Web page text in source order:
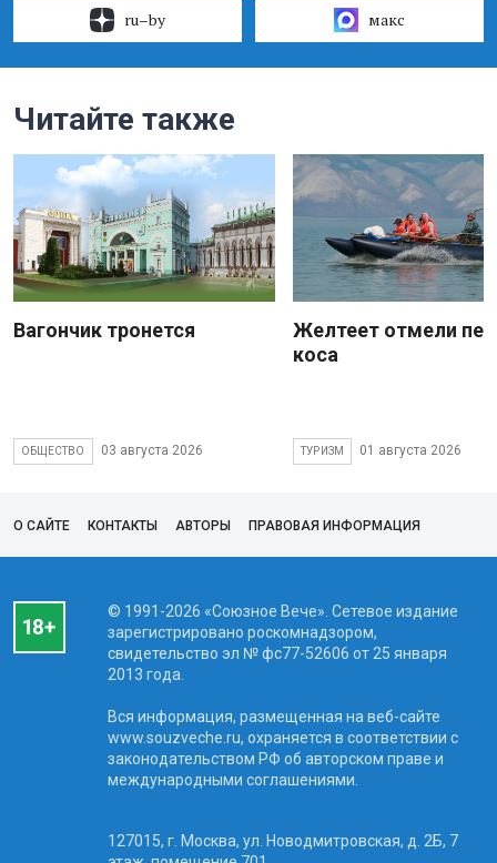
ru–by макс
Читайте также
Вагончик тронется
ОБЩЕСТВО 03 августа 2026
Желтеет отмели
коса
ТУРИЗМ 01 августа 2026
О САЙТЕ КОНТАКТЫ АВТОРЫ ПРАВОВАЯ ИНФОРМАЦИЯ
© 1991-2026 «Союзное Вече». Сетевое издание
зарегистрировано роскомнадзором,
свидетельство эл № фc77-52606 от 25 января
2013 года.
Вся информация, размещенная на веб-сайте
www.souzveche.ru, охраняется в соответствии с
законодательством РФ об авторском праве и
международными соглашениями.
127015, г. Москва, ул. Новодмитровская, д. 2Б, 7